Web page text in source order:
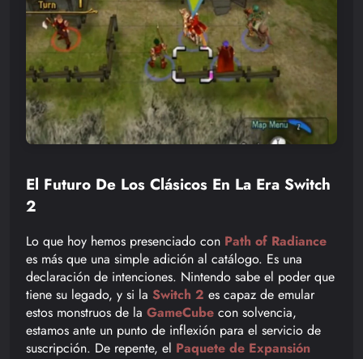
El Futuro De Los Clásicos En La Era Switch
2
Lo que hoy hemos presenciado con Path of Radiance
es más que una simple adición al catálogo. Es una
declaración de intenciones. Nintendo sabe el poder que
tiene su legado, y si la Switch 2 es capaz de emular
estos monstruos de la GameCube con solvencia,
estamos ante un punto de inflexión para el servicio de
suscripción. De repente, el Paquete de Expansión